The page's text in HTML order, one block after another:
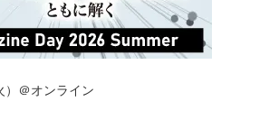
＠オンライン